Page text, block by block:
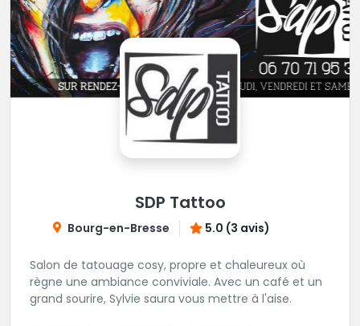
SDP Tattoo
Bourg-en-Bresse 5.0 (3 avis)
Salon de tatouage cosy, propre et chaleureux où
règne une ambiance conviviale. Avec un café et un
grand sourire, Sylvie saura vous mettre à l'aise.